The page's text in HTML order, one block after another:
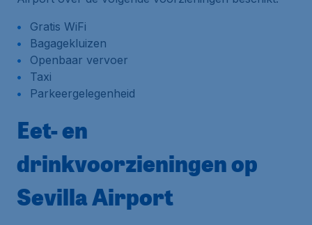
Gratis WiFi
Bagagekluizen
Openbaar vervoer
Taxi
Parkeergelegenheid
Eet- en
drinkvoorzieningen op
Sevilla Airport